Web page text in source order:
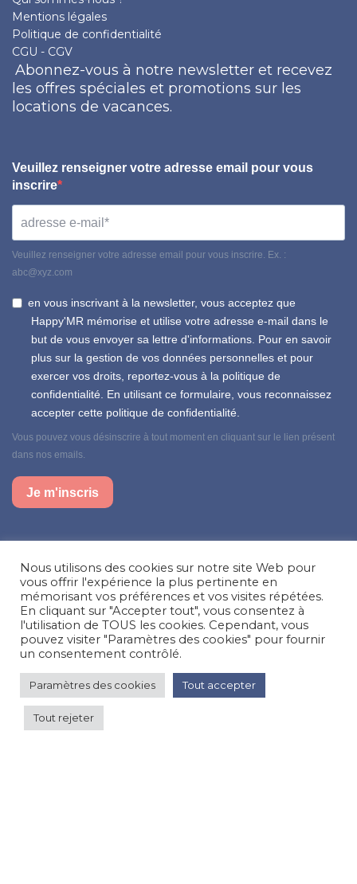
Mentions légales
Politique de confidentialité
CGU - CGV
Abonnez-vous à notre newsletter et recevez
les offres spéciales et promotions sur les
locations de vacances.
Veuillez renseigner votre adresse email pour vous
inscrire
Veuillez renseigner votre adresse email pour vous inscrire. Ex. :
abc@xyz.com
en vous inscrivant à la newsletter, vous acceptez que
Happy'MR mémorise et utilise votre adresse e-mail dans le
but de vous envoyer sa lettre d'informations. Pour en savoir
plus sur la gestion de vos données personnelles et pour
exercer vos droits, reportez-vous à la politique de
confidentialité. En utilisant ce formulaire, vous reconnaissez
accepter cette politique de confidentialité.
Vous pouvez vous désinscrire à tout moment en cliquant sur le lien présent
dans nos emails.
Je m'inscris
Facebook
Instagram
LinkedIn
Besoin d’aide, une question ?
Nous contacter
© Happy'MR - Tous droits réservés - Une création
Nous utilisons des cookies sur notre site Web pour
vous offrir l'expérience la plus pertinente en
mémorisant vos préférences et vos visites répétées.
En cliquant sur "Accepter tout", vous consentez à
l'utilisation de TOUS les cookies. Cependant, vous
pouvez visiter "Paramètres des cookies" pour fournir
un consentement contrôlé.
Paramètres des cookies Tout accepter
Tout rejeter
90 €par nuit